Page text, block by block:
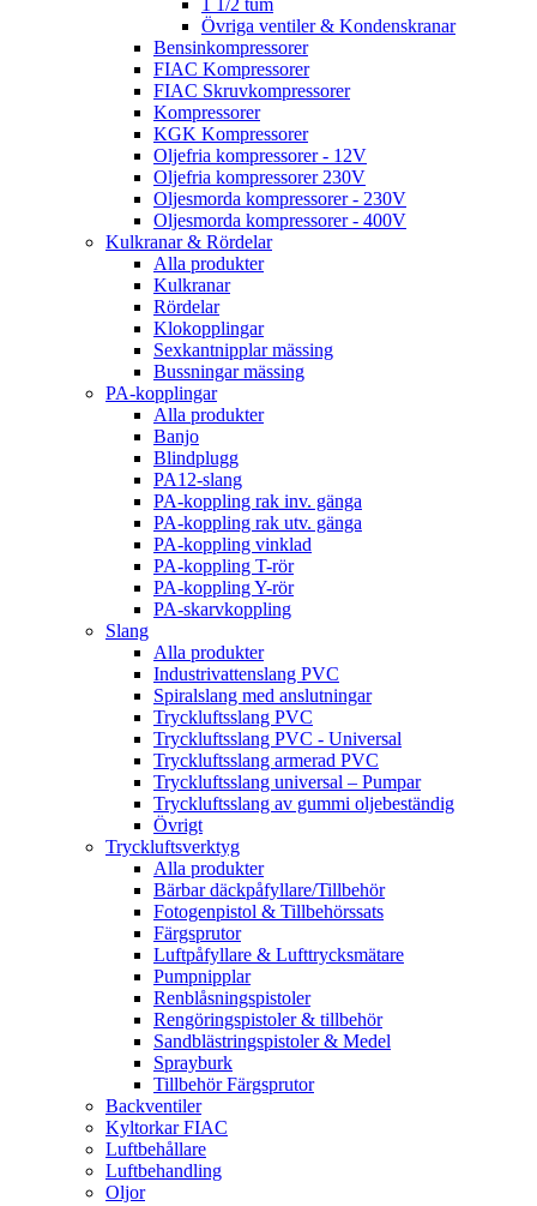
1 1/2 tum
Övriga ventiler & Kondenskranar
Bensinkompressorer
FIAC Kompressorer
FIAC Skruvkompressorer
Kompressorer
KGK Kompressorer
Oljefria kompressorer - 12V
Oljefria kompressorer 230V
Oljesmorda kompressorer - 230V
Oljesmorda kompressorer - 400V
Kulkranar & Rördelar
Alla produkter
Kulkranar
Rördelar
Klokopplingar
Sexkantnipplar mässing
Bussningar mässing
PA-kopplingar
Alla produkter
Banjo
Blindplugg
PA12-slang
PA-koppling rak inv. gänga
PA-koppling rak utv. gänga
PA-koppling vinklad
PA-koppling T-rör
PA-koppling Y-rör
PA-skarvkoppling
Slang
Alla produkter
Industrivattenslang PVC
Spiralslang med anslutningar
Tryckluftsslang PVC
Tryckluftsslang PVC - Universal
Tryckluftsslang armerad PVC
Tryckluftsslang universal – Pumpar
Tryckluftsslang av gummi oljebeständig
Övrigt
Tryckluftsverktyg
Alla produkter
Bärbar däckpåfyllare/Tillbehör
Fotogenpistol & Tillbehörssats
Färgsprutor
Luftpåfyllare & Lufttrycksmätare
Pumpnipplar
Renblåsningspistoler
Rengöringspistoler & tillbehör
Sandblästringspistoler & Medel
Sprayburk
Tillbehör Färgsprutor
Backventiler
Kyltorkar FIAC
Luftbehållare
Luftbehandling
Oljor